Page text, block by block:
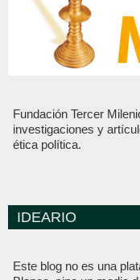
Fundación Tercer
investigaciones y
ética política.
IDEARIO
Este blog no es una